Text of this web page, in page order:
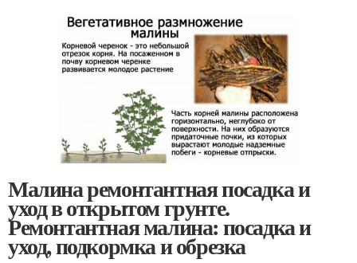
Малина ремонтантная посадка и
уход в открытом грунте.
Ремонтантная малина: посадка и
уход, подкормка и обрезка